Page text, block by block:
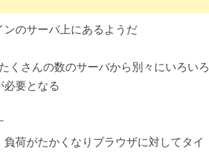
のサーバ上にあるようだ
くさんの数のサーバから別々にいろいろ
必要となる
荷がたかくなりブラウザに対してタイ